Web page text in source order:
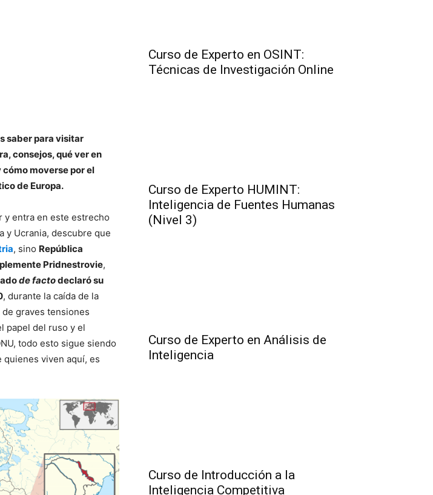
saber para visitar
consejos, qué ver en
cómo moverse por el
de Europa.
y entra en este estrecho
y Ucrania, descubre que
, sino República
Pridnestrovie,
de factodeclaró su
, durante la caída de la
graves tensiones
papel del ruso y el
todo esto sigue siendo
quienes viven aquí, es
Curso de Experto en OSINT:
Técnicas de Investigación Online
Curso de Experto HUMINT:
Inteligencia de Fuentes Humanas
(Nivel 3)
Curso de Experto en Análisis de
Inteligencia
Curso de Introducción a la
Inteligencia Competitiva